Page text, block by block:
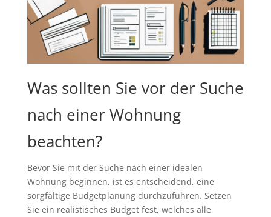
Was sollten Sie vor der Suche
nach einer Wohnung
beachten?
Bevor Sie mit der Suche nach einer idealen
Wohnung beginnen, ist es entscheidend, eine
sorgfältige Budgetplanung durchzuführen. Setzen
Sie ein realistisches Budget fest, welches alle